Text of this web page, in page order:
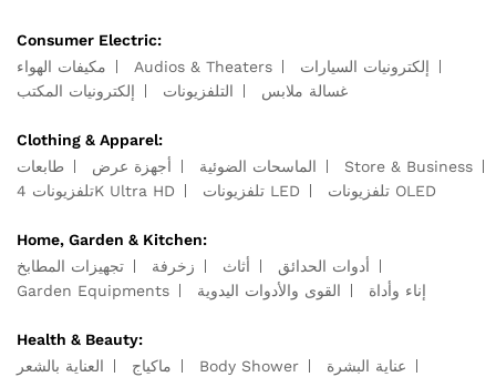
Consumer Electric:
مكيفات الهواء
Audios & Theaters
إلكترونيات السيارات
إلكترونيات المكتب
التلفزيونات غسالة ملابس
Clothing & Apparel:
طابعات
أجهزة عرض الماسحات الضوئية
Store & Business
تلفزيونات 4K Ultra HD
تلفزيونات LED تلفزيونات OLED
Home, Garden & Kitchen:
تجهيزات المطابخ
زخرفة أثاث
أدوات الحدائق
Garden Equipments
القوى والأدوات اليدوية إناء وأداة
Health & Beauty:
العناية بالشعر
ماكياج Body Shower
عناية البشرة